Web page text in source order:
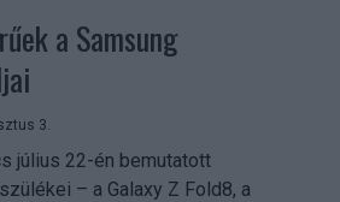
a Samsung
3.
július 22-én bemutatott
– a Galaxy Z Fold8, a